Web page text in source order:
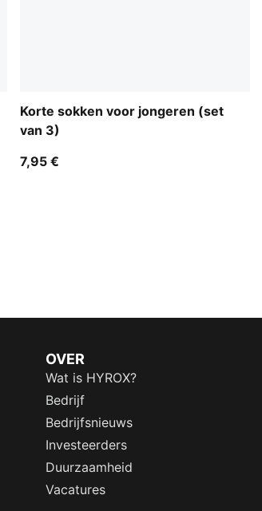
Korte sokken voor jongeren (set
van 3)
7,95 €
OVER
Wat is HYROX?
Bedrijf
Bedrijfsnieuws
Investeerders
Duurzaamheid
Vacatures